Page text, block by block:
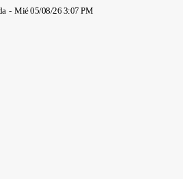
- Mié 05/08/26 3:07 PM